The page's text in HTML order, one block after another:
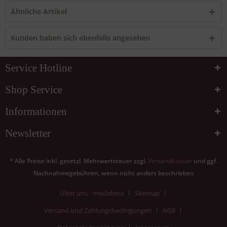
Ähnliche Artikel
Kunden haben sich ebenfalls angesehen
Service Hotline
Shop Service
Informationen
Newsletter
* Alle Preise inkl. gesetzl. Mehrwertsteuer zzgl. Versandkosten und ggf.
Nachnahmegebühren, wenn nicht anders beschrieben
Über uns - modebina
Sitemap
Versand und Zahlungsbedingungen
AGB